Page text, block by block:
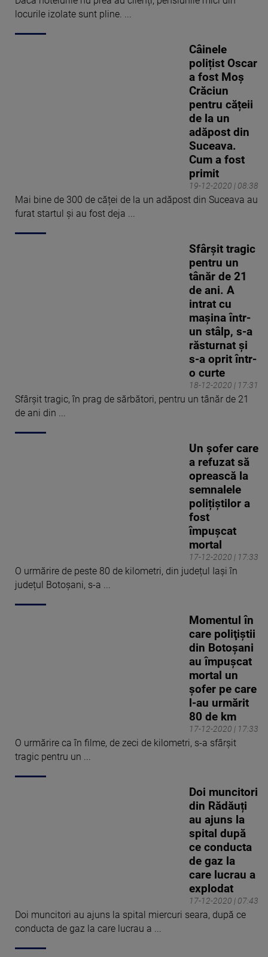
locurile izolate sunt pline. ...
19-12-2020 | 08:38
Câinele
polițist Oscar
a fost Moș
Crăciun
pentru cățeii
de la un
adăpost din
Suceava.
Cum a fost
primit
Mai bine de 300 de căței de la un adăpost din Suceava au
furat startul și au fost deja ...
18-12-2020 | 17:31
Sfârșit tragic
pentru un
tânăr de 21
de ani. A
intrat cu
mașina într-
un stâlp, s-a
răsturnat și
s-a oprit într-
o curte
Sfârșit tragic, în prag de sărbători, pentru un tânăr de 21
de ani din ...
17-12-2020 | 17:33
Un șofer care
a refuzat să
oprească la
semnalele
polițiștilor a
fost
împușcat
mortal
O urmărire de peste 80 de kilometri, din județul Iași în
județul Botoșani, s-a ...
17-12-2020 | 17:33
Momentul în
care poliţiştii
din Botoșani
au împuşcat
mortal un
şofer pe care
l-au urmărit
80 de km
O urmărire ca în filme, de zeci de kilometri, s-a sfârșit
tragic pentru un ...
17-12-2020 | 07:43
Doi muncitori
din Rădăuți
au ajuns la
spital după
ce conducta
de gaz la
care lucrau a
explodat
Doi muncitori au ajuns la spital miercuri seara, după ce
conducta de gaz la care lucrau a ...